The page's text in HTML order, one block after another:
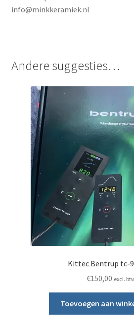
info@minkkeramiek.nl
Andere suggesties…
Kittec Bentrup tc-
€150,00 excl.
Toevoegen aan